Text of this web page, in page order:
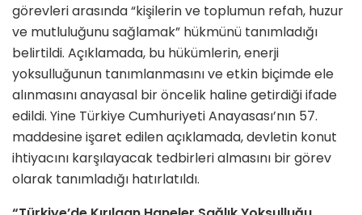
görevleri arasında “kişilerin ve toplumun refah, huzur
ve mutluluğunu sağlamak” hükmünü tanımladığı
belirtildi. Açıklamada, bu hükümlerin, enerji
yoksulluğunun tanımlanmasını ve etkin biçimde ele
alınmasını anayasal bir öncelik haline getirdiği ifade
edildi. Yine Türkiye Cumhuriyeti Anayasası’nın 57.
maddesine işaret edilen açıklamada, devletin konut
ihtiyacını karşılayacak tedbirleri almasını bir görev
olarak tanımladığı hatırlatıldı.